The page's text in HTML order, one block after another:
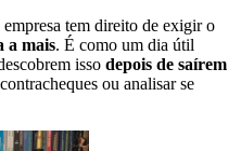
empresa tem direito de exigir o
a mais. É como um dia útil
isso depois de saírem
ou analisar se